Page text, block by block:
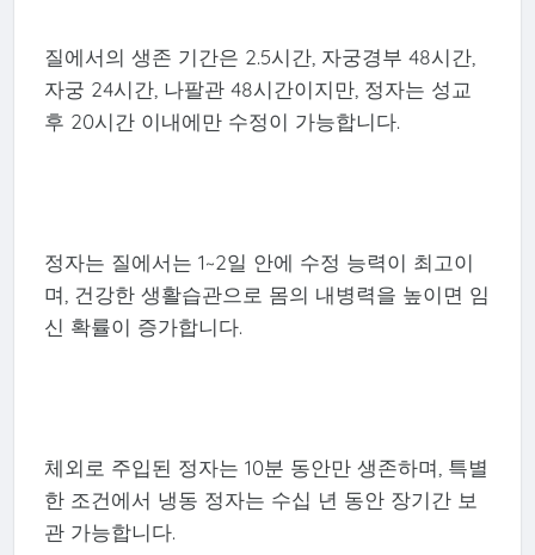
질에서의 생존 기간은 2.5시간, 자궁경부 48시간,
자궁 24시간, 나팔관 48시간이지만, 정자는 성교
후 20시간 이내에만 수정이 가능합니다.
정자는 질에서는 1~2일 안에 수정 능력이 최고이
며, 건강한 생활습관으로 몸의 내병력을 높이면 임
신 확률이 증가합니다.
체외로 주입된 정자는 10분 동안만 생존하며, 특별
한 조건에서 냉동 정자는 수십 년 동안 장기간 보
관 가능합니다.